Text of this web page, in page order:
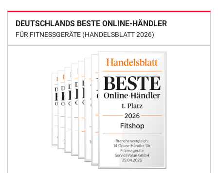
DEUTSCHLANDS BESTE ONLINE-HÄNDLER
FÜR FITNESSGERÄTE (HANDELSBLATT 2026)